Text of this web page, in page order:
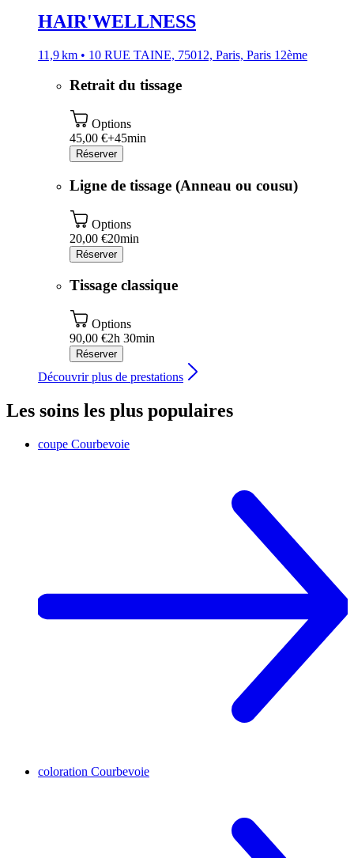
HAIR'WELLNESS
11,9 km • 10 RUE TAINE, 75012, Paris, Paris 12ème
Retrait du tissage
Options
45,00 €+45min
Réserver
Ligne de tissage (Anneau ou cousu)
Options
20,00 €20min
Réserver
Tissage classique
Options
90,00 €2h 30min
Réserver
Découvrir plus de prestations
Les soins les plus populaires
coupe Courbevoie
coloration Courbevoie